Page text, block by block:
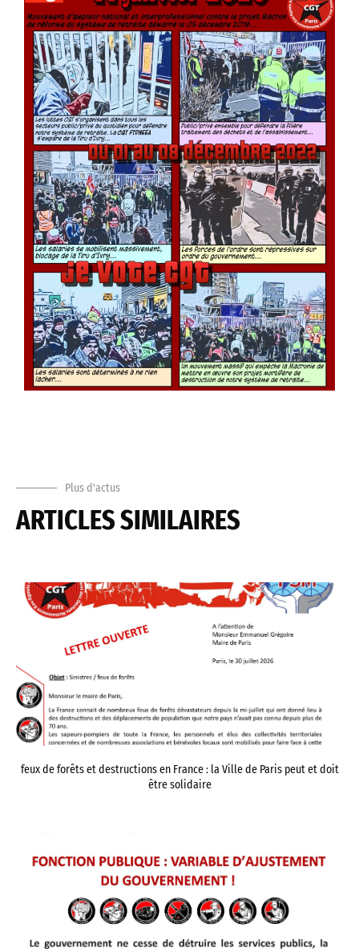
Plus d'actus
ARTICLES SIMILAIRES
feux de forêts et destructions en France : la Ville de Paris peut et doit
être solidaire